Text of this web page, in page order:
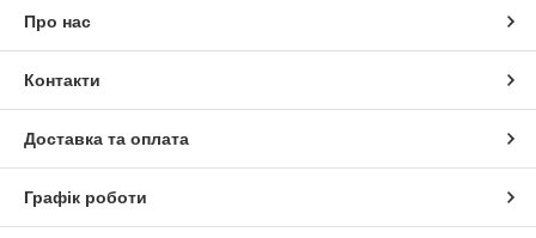
Про нас
Контакти
Доставка та оплата
Графік роботи